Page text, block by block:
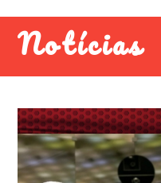
Notícias